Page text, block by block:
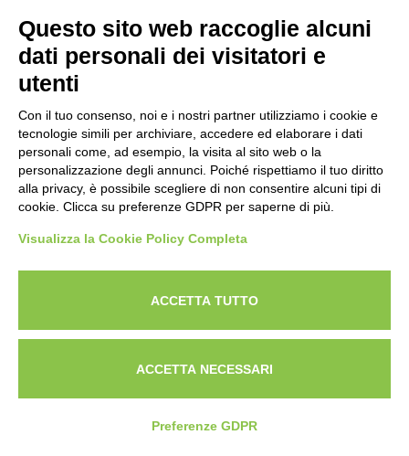
Codice Fiscale: 80009310303
Powered byANAPRI Webmaster
Questo sito web raccoglie alcuni
dati personali dei visitatori e
utenti
Con il tuo consenso, noi e i nostri partner utilizziamo i cookie e
tecnologie simili per archiviare, accedere ed elaborare i dati
personali come, ad esempio, la visita al sito web o la
personalizzazione degli annunci. Poiché rispettiamo il tuo diritto
alla privacy, è possibile scegliere di non consentire alcuni tipi di
cookie. Clicca su preferenze GDPR per saperne di più.
Visualizza la Cookie Policy Completa
ACCETTA TUTTO
ACCETTA NECESSARI
Preferenze GDPR